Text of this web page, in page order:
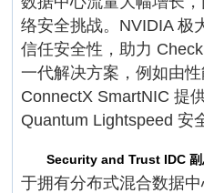
络安全挑战。NVIDIA 极
信任安全性，助力
一代解决方案，例如由
ConnectX SmartNIC 提
Quantum Lightspeed 安
Security and Trust IDC 副
于拥有分布式混合数据